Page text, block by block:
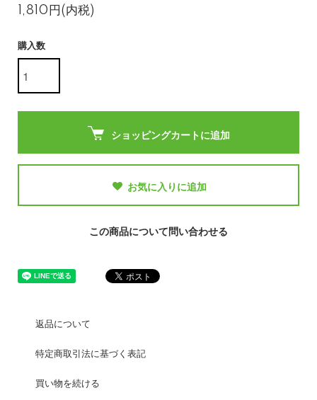
1,810円(内税)
購入数
ショッピングカートに追加
お気に入りに追加
この商品について問い合わせる
返品について
特定商取引法に基づく表記
買い物を続ける